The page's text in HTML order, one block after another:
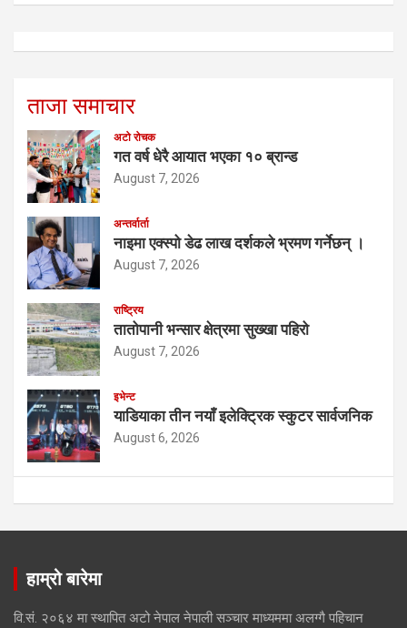
ताजा समाचार
अटो रोचक
गत वर्ष धेरै आयात भएका १० ब्रान्ड
August 7, 2026
अन्तर्वार्ता
नाइमा एक्स्पो डेढ लाख दर्शकले भ्रमण गर्नेछन् ।
August 7, 2026
राष्ट्रिय
तातोपानी भन्सार क्षेत्रमा सुख्खा पहिरो
August 7, 2026
इभेन्ट
याडियाका तीन नयाँ इलेक्ट्रिक स्कुटर सार्वजनिक
August 6, 2026
हाम्रो बारेमा
वि.सं. २०६४ मा स्थापित अटो नेपाल नेपाली सञ्चार माध्यममा अलग्गै पहिचान